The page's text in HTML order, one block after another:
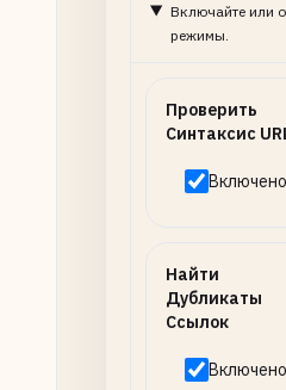
Включайте или
режимы.
Проверить
Синтаксис
Найти
Дубликаты
Ссылок